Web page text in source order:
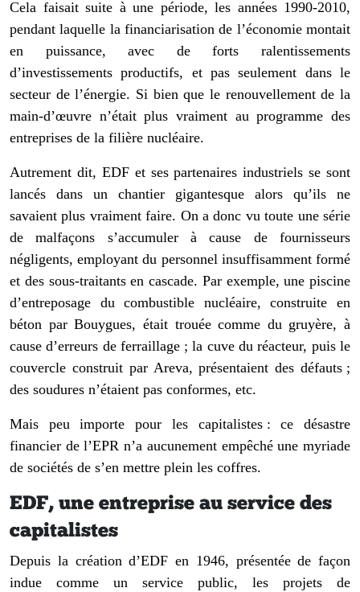
Cela faisait suite à une période, les années 1990-2010,
pendant laquelle la financiarisation de l’économie montait
en puissance, avec de forts ralentissements
d’investissements productifs, et pas seulement dans le
secteur de l’énergie. Si bien que le renouvellement de la
main-d’œuvre n’était plus vraiment au programme des
entreprises de la filière nucléaire.
Autrement dit, EDF et ses partenaires industriels se sont
lancés dans un chantier gigantesque alors qu’ils ne
savaient plus vraiment faire. On a donc vu toute une série
de malfaçons s’accumuler à cause de fournisseurs
négligents, employant du personnel insuffisamment formé
et des sous-traitants en cascade. Par exemple, une piscine
d’entreposage du combustible nucléaire, construite en
béton par Bouygues, était trouée comme du gruyère, à
cause d’erreurs de ferraillage ; la cuve du réacteur, puis le
couvercle construit par Areva, présentaient des défauts ;
des soudures n’étaient pas conformes, etc.
Mais peu importe pour les capitalistes : ce désastre
financier de l’EPR n’a aucunement empêché une myriade
de sociétés de s’en mettre plein les coffres.
EDF, une entreprise au service des
capitalistes
Depuis la création d’EDF en 1946, présentée de façon
indue comme un service public, les projets de